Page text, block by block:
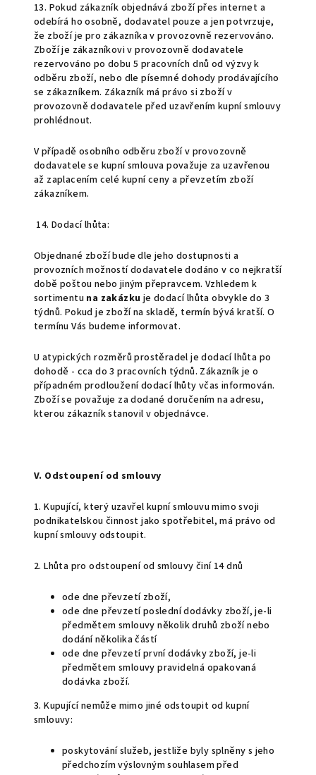
13. Pokud zákazník objednává zboží přes internet a
odebírá ho osobně, dodavatel pouze a jen potvrzuje,
že zboží je pro zákazníka v provozovně rezervováno.
Zboží je zákazníkovi v provozovně dodavatele
rezervováno po dobu 5 pracovních dnů od výzvy k
odběru zboží, nebo dle písemné dohody prodávajícího
se zákazníkem. Zákazník má právo si zboží v
provozovně dodavatele před uzavřením kupní smlouvy
prohlédnout.
V případě osobního odběru zboží v provozovně
dodavatele se kupní smlouva považuje za uzavřenou
až zaplacením celé kupní ceny a převzetím zboží
zákazníkem.
14. Dodací lhůta:
Objednané zboží bude dle jeho dostupnosti a
provozních možností dodavatele dodáno v co nejkratší
době poštou nebo jiným přepravcem. Vzhledem k
sortimentu na zakázku je dodací lhůta obvykle do 3
týdnů. Pokud je zboží na skladě, termín bývá kratší. O
termínu Vás budeme informovat.
U atypických rozměrů prostěradel je dodací lhůta po
dohodě - cca do 3 pracovních týdnů. Zákazník je o
případném prodloužení dodací lhůty včas informován.
Zboží se považuje za dodané doručením na adresu,
kterou zákazník stanovil v objednávce.
V. Odstoupení od smlouvy
1. Kupující, který uzavřel kupní smlouvu mimo svoji
podnikatelskou činnost jako spotřebitel, má právo od
kupní smlouvy odstoupit.
2. Lhůta pro odstoupení od smlouvy činí 14 dnů
ode dne převzetí zboží,
ode dne převzetí poslední dodávky zboží, je-li
předmětem smlouvy několik druhů zboží nebo
dodání několika částí
ode dne převzetí první dodávky zboží, je-li
předmětem smlouvy pravidelná opakovaná
dodávka zboží.
3. Kupující nemůže mimo jiné odstoupit od kupní
smlouvy:
poskytování služeb, jestliže byly splněny s jeho
předchozím výslovným souhlasem před